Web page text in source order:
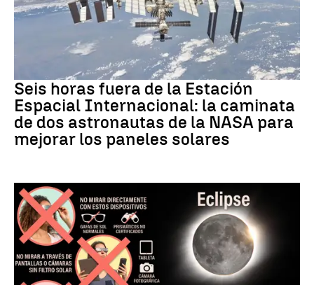
Seis horas fuera de la Estación
Espacial Internacional: la caminata
de dos astronautas de la NASA para
mejorar los paneles solares